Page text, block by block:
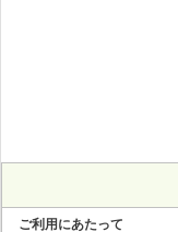
ご利用にあたって